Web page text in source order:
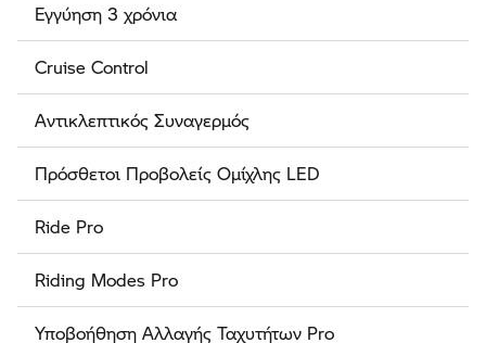
Εγγύηση 3 χρόνια
Cruise Control
Αντικλεπτικός Συναγερμός
Πρόσθετοι Προβολείς Ομίχλης LED
Ride Pro
Riding Modes Pro
Υποβοήθηση Αλλαγής Ταχυτήτων Pro